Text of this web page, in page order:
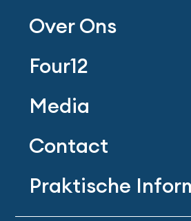
Over Ons
Four12
Media
Contact
Praktische